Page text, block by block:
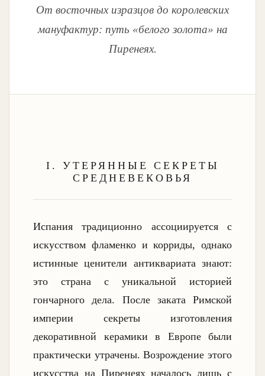
От восточных изразцов до королевских
мануфактур: путь «белого золота» на
Пиренеях.
I. УТЕРЯННЫЕ СЕКРЕТЫ
СРЕДНЕВЕКОВЬЯ
Испания традиционно ассоциируется с
искусством фламенко и корриды, однако
истинные ценители антиквариата знают:
это страна с уникальной историей
гончарного дела. После заката Римской
империи секреты изготовления
декоративной керамики в Европе были
практически утрачены. Возрождение этого
искусства на Пиренеях началось лишь с